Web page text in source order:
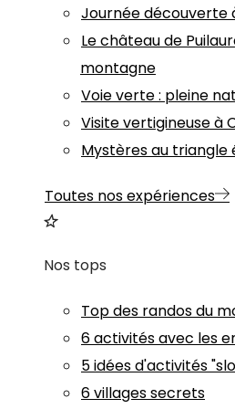
Journée découverte
Le château de
montagne
Voie verte : pleine
Visite vertigineuse à
Mystères au triangle
Toutes nos expériences
Nos tops
Top des randos du
6 activités avec les
5 idées d'activités
6 villages secrets